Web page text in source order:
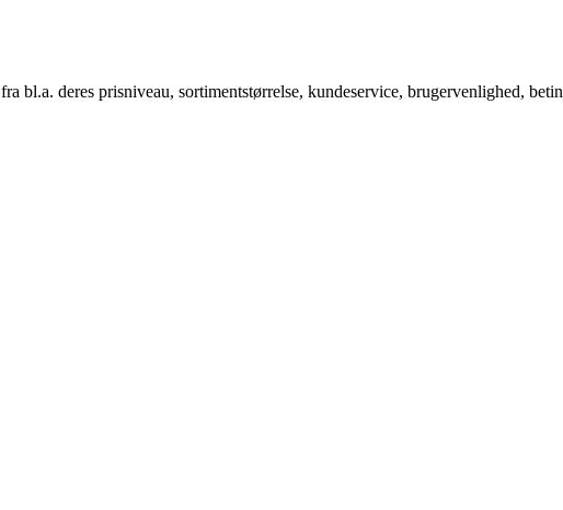
bl.a. deres prisniveau, sortimentstørrelse, kundeservice, brugervenlighed,